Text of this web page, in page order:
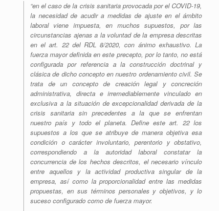
“en el caso de la crisis sanitaria provocada por el COVID-19,
la necesidad de acudir a medidas de ajuste en el ámbito
laboral viene impuesta, en muchos supuestos, por las
circunstancias ajenas a la voluntad de la empresa descritas
en el art. 22 del RDL 8/2020, con ánimo exhaustivo. La
fuerza mayor definida en este precepto, por lo tanto, no está
configurada por referencia a la construcción doctrinal y
clásica de dicho concepto en nuestro ordenamiento civil. Se
trata de un concepto de creación legal y concreción
administrativa, directa e irremediablemente vinculado en
exclusiva a la situación de excepcionalidad derivada de la
crisis sanitaria sin precedentes a la que se enfrentan
nuestro país y todo el planeta. Define este art. 22 los
supuestos a los que se atribuye de manera objetiva esa
condición o carácter involuntario, perentorio y obstativo,
correspondiendo a la autoridad laboral constatar la
concurrencia de los hechos descritos, el necesario vínculo
entre aquellos y la actividad productiva singular de la
empresa, así como la proporcionalidad entre las medidas
propuestas, en sus términos personales y objetivos, y lo
suceso configurado como de fuerza mayor.